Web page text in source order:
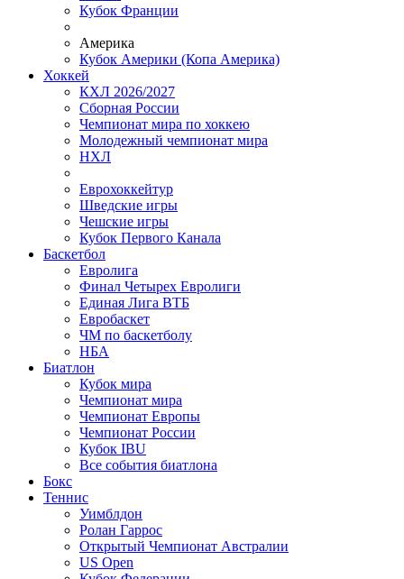
Кубок Франции
Америка
Кубок Америки (Копа Америка)
Хоккей
КХЛ 2026/2027
Сборная России
Чемпионат мира по хоккею
Молодежный чемпионат мира
НХЛ
Еврохоккейтур
Шведские игры
Чешские игры
Кубок Первого Канала
Баскетбол
Евролига
Финал Четырех Евролиги
Единая Лига ВТБ
Евробаскет
ЧМ по баскетболу
НБА
Биатлон
Кубок мира
Чемпионат мира
Чемпионат Европы
Чемпионат России
Кубок IBU
Все события биатлона
Бокс
Теннис
Уимблдон
Ролан Гаррос
Открытый Чемпионат Австралии
US Open